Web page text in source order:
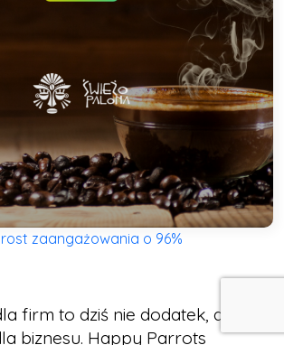
zaangażowania o 96%
firm to dziś nie dodatek, a
biznesu. Happy Parrots